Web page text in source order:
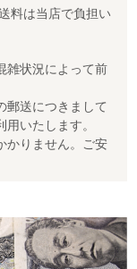
料は当店で負担い
雑状況によって前
郵送につきまして
いたします。
かりません。ご安